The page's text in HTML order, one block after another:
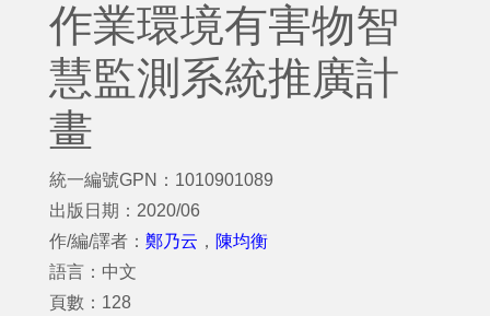
作業環境有害物智
慧監測系統推廣計
畫
統一編號GPN：1010901089
出版日期：2020/06
作/編/譯者： 鄭乃云 ， 陳均衡
語言：中文
頁數：128